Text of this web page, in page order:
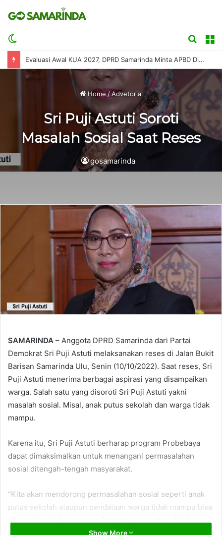
skin
Search
for
Evaluasi Awal KUA 2027, DPRD Samarinda Minta APBD Disusun Sesuai Kemampuan Fiskal
Home/Advetorial
Sri Puji Astuti Soroti
Masalah Sosial Saat Reses
gosamarinda
SAMARINDA – Anggota DPRD Samarinda dari Partai
Demokrat Sri Puji Astuti melaksanakan reses di Jalan Bukit
Barisan Samarinda Ulu, Senin (10/10/2022). Saat reses, Sri
Puji Astuti menerima berbagai aspirasi yang disampaikan
warga. Salah satu yang disoroti Sri Puji Astuti yakni
masalah sosial. Misal, anak putus sekolah dan warga tidak
mampu.
Karena itu, Sri Puji Astuti berharap program Probebaya
dapat dimaksimalkan untuk menangani permasalahan
sosial ditengah-tengah masyarakat.
“Kita akan mendorong permasalahan sosial seperti anak
putus sekolah ataupun pendataan warga tidak mampu bisa
Show More